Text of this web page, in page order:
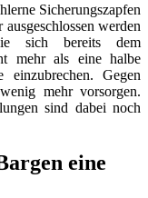
Sicherungszapfen
werden
sich bereits dem
mehr als eine halbe
Gegen
mehr vorsorgen.
sind dabei noch
eine